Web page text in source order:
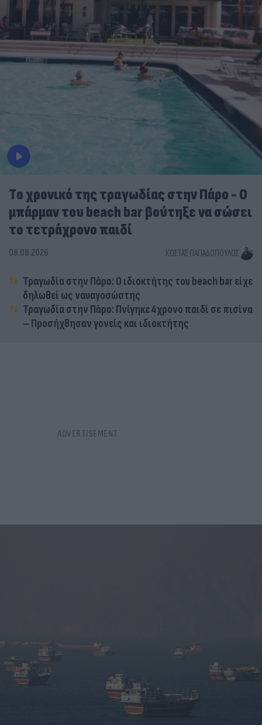
Tο χρονικό της τραγωδίας στην Πάρο - Ο
μπάρμαν του beach bar βούτηξε να σώσει
το τετράχρονο παιδί
08.08.2026 ΚΏΣΤΑΣ ΠΑΠΑΔΌΠΟΥΛΟΣ
Τραγωδία στην Πάρο: Ο ιδιοκτήτης του beach bar είχε
δηλωθεί ως ναυαγοσώστης
Τραγωδία στην Πάρο: Πνίγηκε 4χρονο παιδί σε πισίνα
– Προσήχθησαν γονείς και ιδιοκτήτης